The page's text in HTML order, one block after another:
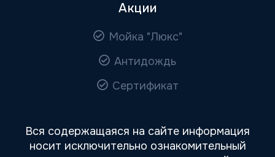
Акции
Мойка "Люкс"
Антидождь
Сертификат
Вся содержащаяся на сайте информация
носит исключительно ознакомительный